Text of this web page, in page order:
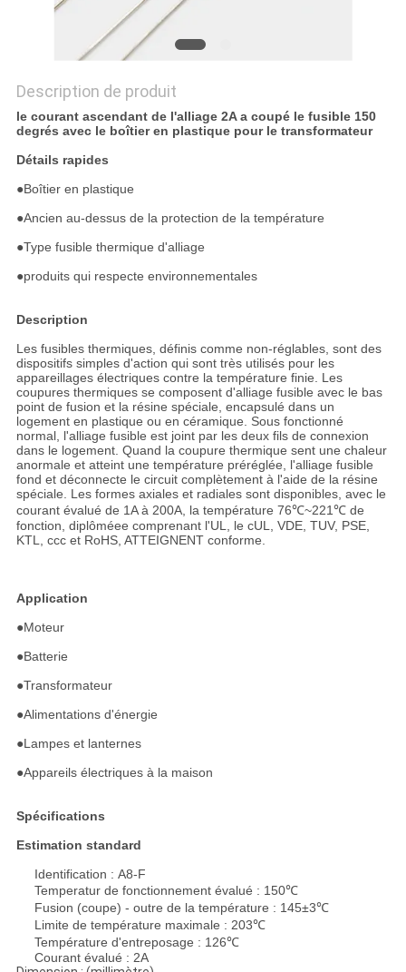
PRIVACY
POLICY
Description de produit
le courant ascendant de l'alliage 2A a coupé le fusible 150
degrés avec le boîtier en plastique pour le transformateur
Détails rapides
●Boîtier en plastique
●Ancien au-dessus de la protection de la température
●Type fusible thermique d'alliage
●produits qui respecte environnementales
Description
Les fusibles thermiques, définis comme non-réglables, sont des
dispositifs simples d'action qui sont très utilisés pour les
appareillages électriques contre la température finie. Les
coupures thermiques se composent d'alliage fusible avec le bas
point de fusion et la résine spéciale, encapsulé dans un
logement en plastique ou en céramique. Sous fonctionné
normal, l'alliage fusible est joint par les deux fils de connexion
dans le logement. Quand la coupure thermique sent une chaleur
anormale et atteint une température préréglée, l'alliage fusible
fond et déconnecte le circuit complètement à l'aide de la résine
spéciale. Les formes axiales et radiales sont disponibles, avec le
courant évalué de 1A à 200A, la température 76℃~221℃ de
fonction, diplôméee comprenant l'UL, le cUL, VDE, TUV, PSE,
KTL, ccc et RoHS, ATTEIGNENT conforme.
Application
●Moteur
●Batterie
●Transformateur
●Alimentations d'énergie
●Lampes et lanternes
●Appareils électriques à la maison
Spécifications
Estimation standard
Identification : A8-F
Temperatur de fonctionnement évalué : 150℃
Fusion (coupe) - outre de la température : 145±3℃
Limite de température maximale : 203℃
Température d'entreposage : 126℃
Courant évalué : 2A